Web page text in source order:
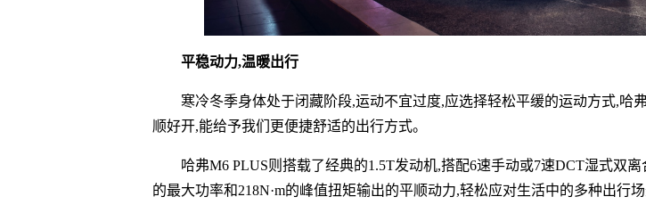
平稳动力,温暖出行
寒冷冬季身体处于闭藏阶段,运动不宜过度,应选择轻松平缓的运动方式,哈
顺好开,能给予我们更便捷舒适的出行方式。
哈弗M6 PLUS则搭载了经典的1.5T发动机,搭配6速手动或7速DCT湿式双离
的最大功率和218N·m的峰值扭矩输出的平顺动力,轻松应对生活中的多种出行场